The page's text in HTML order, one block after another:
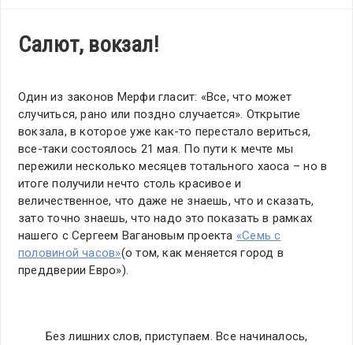
Салют, вокзал!
Один из законов Мерфи гласит: «Все, что может
случиться, рано или поздно случается». Открытие
вокзала, в которое уже как-то перестало вериться,
все-таки состоялось 21 мая. По пути к мечте мы
пережили несколько месяцев тотального хаоса – но в
итоге получили нечто столь красивое и
величественное, что даже не знаешь, что и сказать,
зато точно знаешь, что надо это показать в рамках
нашего с Сергеем Вагановым проекта «Семь с
половиной часов»(о том, как меняется город в
преддверии Евро»).
Без лишних слов, приступаем. Все начиналось,